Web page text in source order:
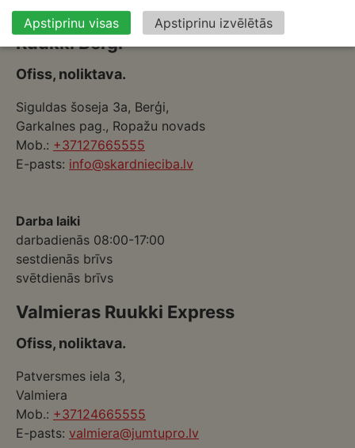
svētdienās brīvs
Ruukki Berģi
Ofiss, noliktava.
Siguldas šoseja 3a, Berģi,
Garkalnes pag., Ropažu novads
Mob.: +37127665555
E-pasts: info@skardnieciba.lv
Darba laiki
darbadienās 08:00-17:00
sestdienās brīvs
svētdienās brīvs
Valmieras Ruukki Express
Ofiss, noliktava.
Patversmes iela 3,
Valmiera
Mob.: +37124665555
E-pasts: valmiera@jumtupro.lv
Apstiprinu visas Apstiprinu izvēlētās